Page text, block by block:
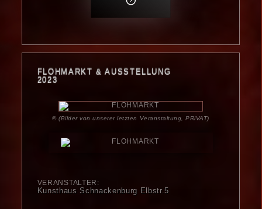
FLOHMARKT & AUSSTELLUNG
2023
©(Bilder von unserer letzten Veranstaltung, PRiVAT)
VERANSTALTER:
Kunsthaus Schnackenburg Elbstr.5